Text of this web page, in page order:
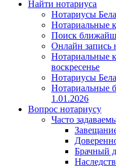
Найти нотариуса
Нотариусы
Нотариальные
Поиск
Онлайн запись
Нотариальные
воскресенье
Нотариусы
Нотариальные
1.01.2026
Вопрос нотариусу
Часто
Брачный